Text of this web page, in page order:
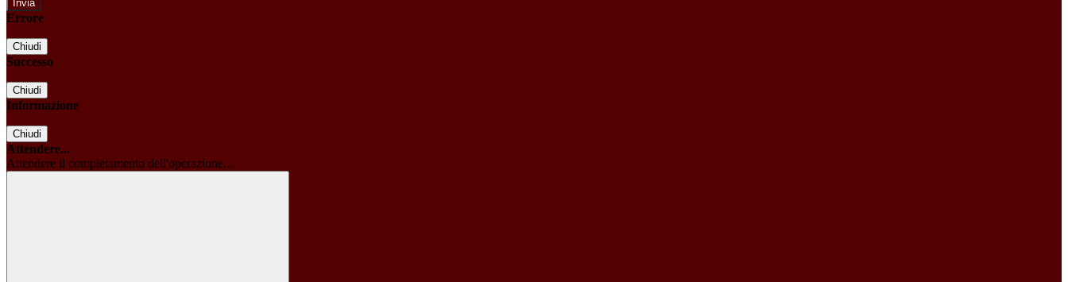
Errore
Chiudi
Successo
Chiudi
Informazione
Chiudi
Attendere...
Attendere il completamento dell'operazione...